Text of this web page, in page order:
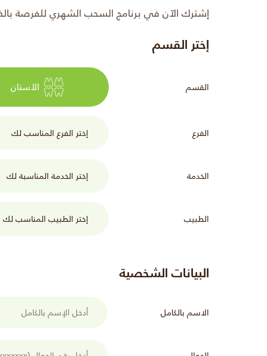
إشترك الآن في برنامج السحب الشهري للفرصة
إختر القسم
القسم الأسنان
الفرع
الخدمة
الطبيب
البيانات الشخصية
الاسم بالكامل